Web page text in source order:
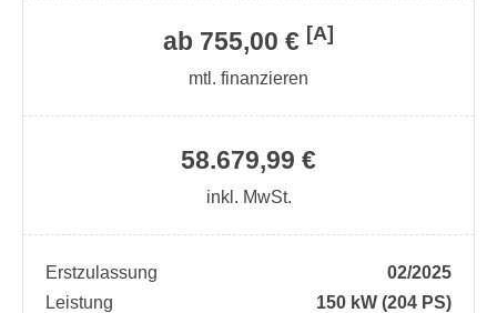
58.679,99 €
inkl. MwSt.
ab 755,00 € [A]
mtl. finanzieren
Erstzulassung
02/2025
Leistung
150 kW (204 PS)